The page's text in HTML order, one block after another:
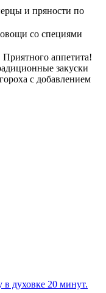
и пряности по
со специями
аппетита!
закуски
с добавлением
духовке 20 минут.